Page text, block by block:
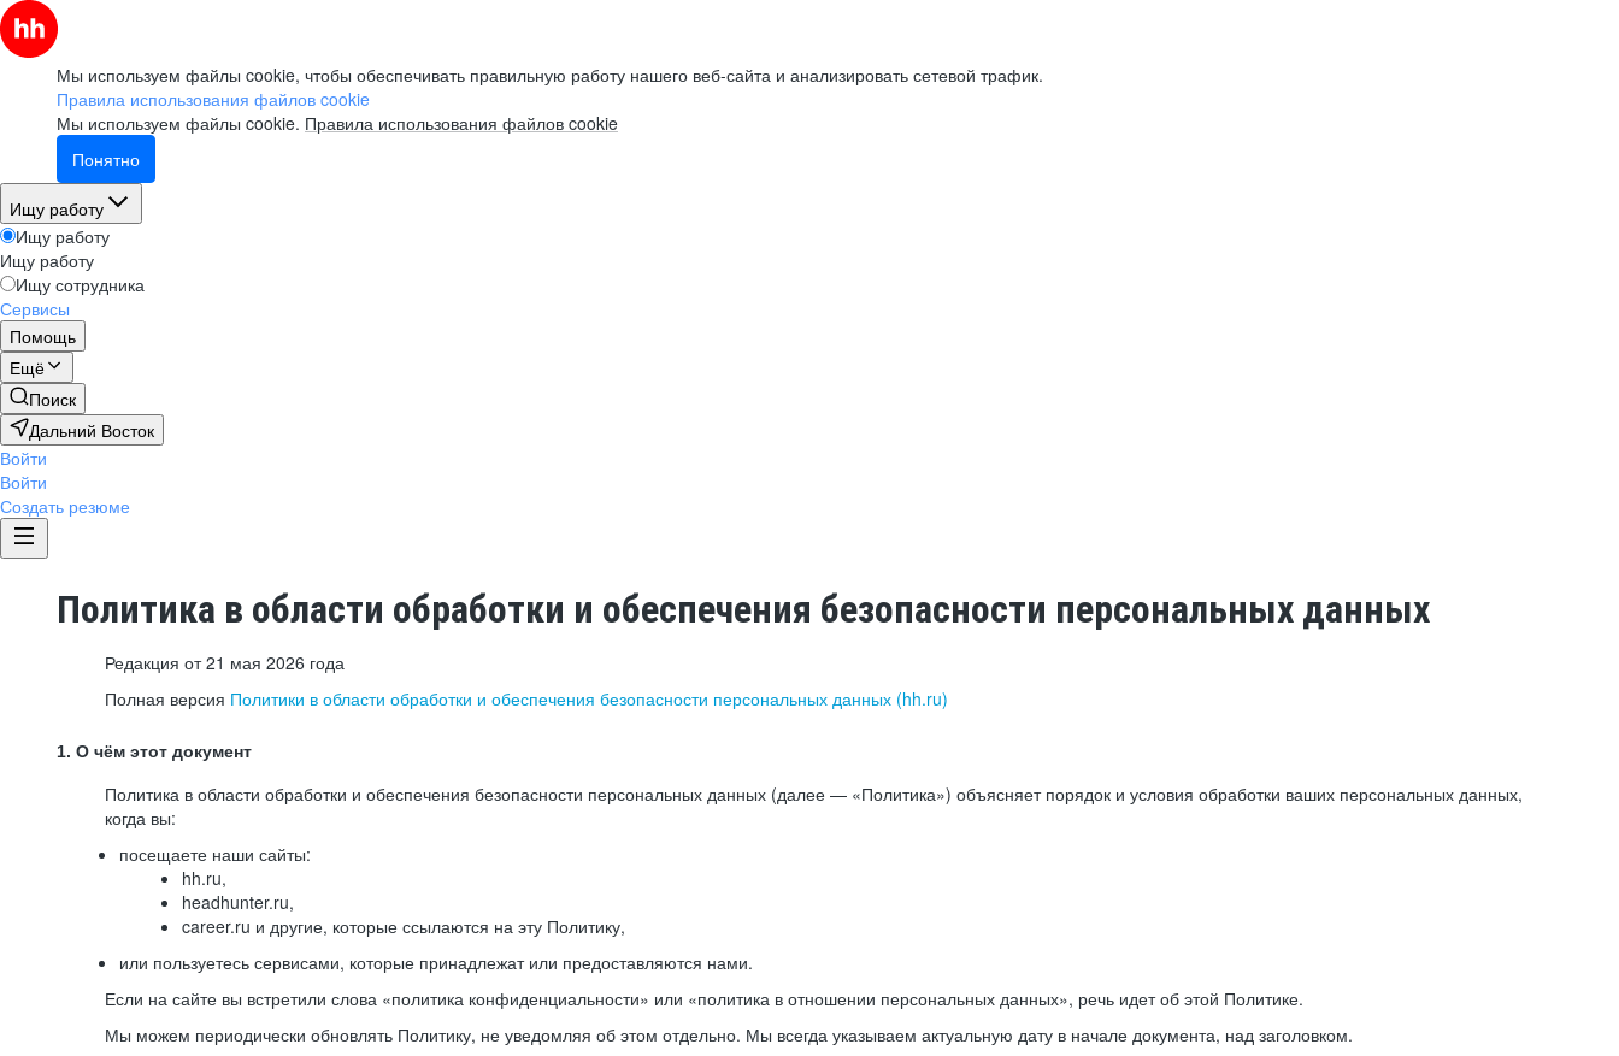
Мы используем файлы cookie, чтобы обеспечивать правильную работу нашего веб-сайта и анализировать сетевой трафик.
Правила использования файлов cookie
Мы используем файлы cookie. Правила использования файлов cookie
Понятно
Ищу работу
Ищу работу
Ищу работу
Ищу сотрудника
Сервисы
Помощь
Ещё
Поиск
Дальний Восток
Войти
Войти
Создать резюме
Политика в области обработки и обеспечения безопасности персональных данных
Редакция от 21 мая 2026 года
Полная версия Политики в области обработки и обеспечения безопасности персональных данных (hh.ru)
1. О чём этот документ
Политика в области обработки и обеспечения безопасности персональных данных (далее — «Политика») объясняет порядок и условия обработки ваших персональных данных,
когда вы:
посещаете наши сайты:
hh.ru,
headhunter.ru,
career.ru и другие, которые ссылаются на эту Политику,
или пользуетесь сервисами, которые принадлежат или предоставляются нами.
Если на сайте вы встретили слова «политика конфиденциальности» или «политика в отношении персональных данных», речь идет об этой Политике.
Мы можем периодически обновлять Политику, не уведомляя об этом отдельно. Мы всегда указываем актуальную дату в начале документа, над заголовком.